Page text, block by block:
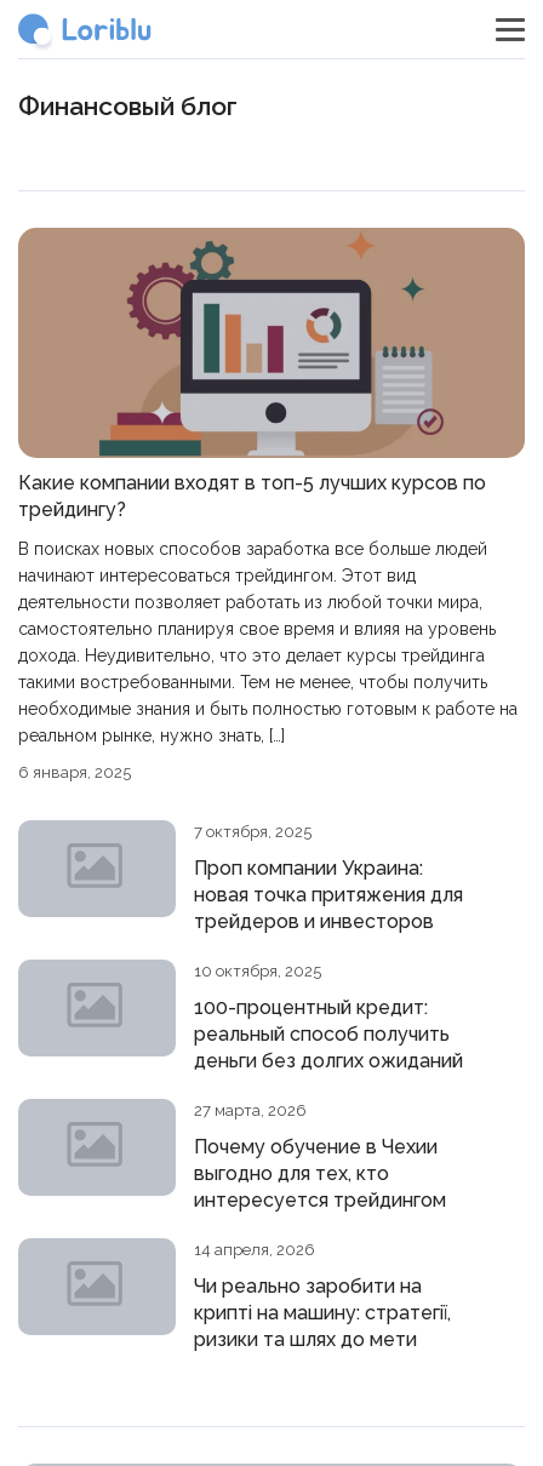
Финансовый блог
Какие компании входят в топ-5 лучших курсов по
трейдингу?
В поисках новых способов заработка все больше людей
начинают интересоваться трейдингом. Этот вид
деятельности позволяет работать из любой точки мира,
самостоятельно планируя свое время и влияя на уровень
дохода. Неудивительно, что это делает курсы трейдинга
такими востребованными. Тем не менее, чтобы получить
необходимые знания и быть полностью готовым к работе на
реальном рынке, нужно знать, […]
6 января, 2025
7 октября, 2025
Проп компании Украина:
новая точка притяжения для
трейдеров и инвесторов
10 октября, 2025
100-процентный кредит:
реальный способ получить
деньги без долгих ожиданий
27 марта, 2026
Почему обучение в Чехии
выгодно для тех, кто
интересуется трейдингом
14 апреля, 2026
Чи реально заробити на
крипті на машину: стратегії,
ризики та шлях до мети